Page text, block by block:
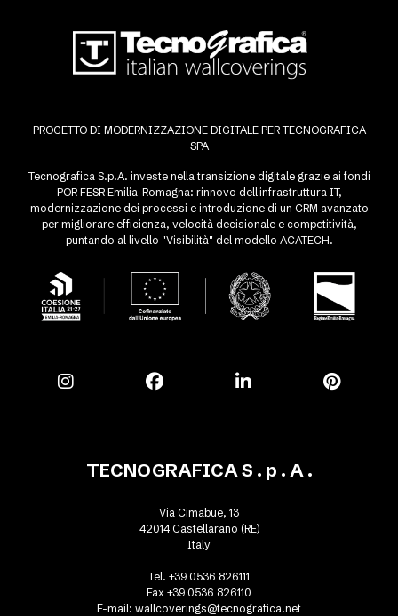
PROGETTO DI MODERNIZZAZIONE DIGITALE PER TECNOGRAFICA
SPA
Tecnografica S.p.A. investe nella transizione digitale grazie ai fondi
POR FESR Emilia-Romagna: rinnovo dell'infrastruttura IT,
modernizzazione dei processi e introduzione di un CRM avanzato
per migliorare efficienza, velocità decisionale e competitività,
puntando al livello "Visibilità" del modello ACATECH.
TECNOGRAFICA S . p . A .
Via Cimabue, 13
42014 Castellarano (RE)
Italy
Tel. +39 0536 826111
Fax +39 0536 826110
E-mail: wallcoverings@tecnografica.net